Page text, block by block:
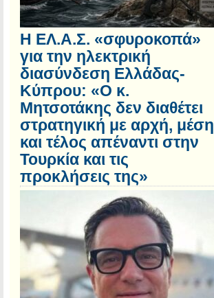
Η ΕΛ.Α.Σ. «σφυροκοπά»
για την ηλεκτρική
διασύνδεση Ελλάδας-
Κύπρου: «Ο κ.
Μητσοτάκης δεν διαθέτει
στρατηγική με αρχή, μέση
και τέλος απέναντι στην
Τουρκία και τις
προκλήσεις της»